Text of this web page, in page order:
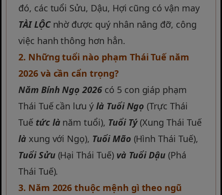
đó, các tuổi Sửu, Dậu, Hợi cũng có vận may
TÀI LỘCnhờ được quý nhân nâng đỡ, công
việc hanh thông hơn hẳn.
2. Những tuổi nào phạm Thái Tuế năm
2026 và cần cẩn trọng?
Năm Bính Ngọ 2026 có 5 con giáp phạm
Thái Tuế cần lưu ý là Tuổi Ngọ (Trực Thái
Tuế tức lànăm tuổi), Tuổi Tý(Xung Thái Tuế
làxung với Ngọ), Tuổi Mão (Hình Thái Tuế),
Tuổi Sửu(Hại Thái Tuế) và Tuổi Dậu (Phá
Thái Tuế).
3. Năm 2026 thuộc mệnh gì theo ngũ